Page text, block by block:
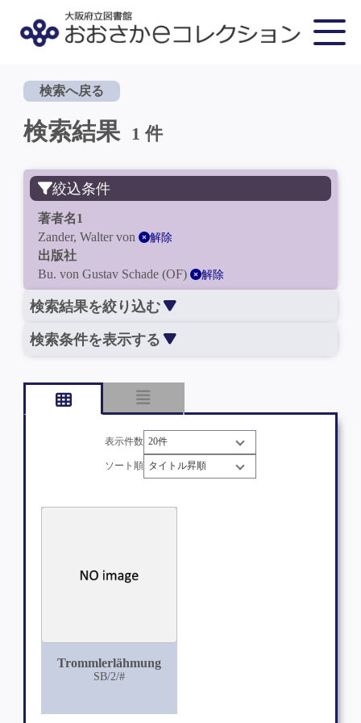
検索へ戻る
検索結果 1 件
絞込条件
著者名1
Zander, Walter von
解除
出版社
Bu. von Gustav Schade (OF)
解除
検索結果を絞り込む
検索条件を表示する
表示件数
ソート順
Trommlerlähmung
SB/2/#